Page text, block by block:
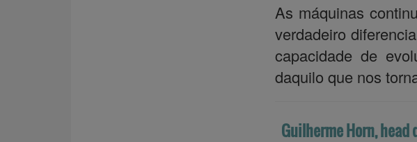
As máquinas
verdadeiro
capacidade de
daquilo que nos
Guilherme Horn, head